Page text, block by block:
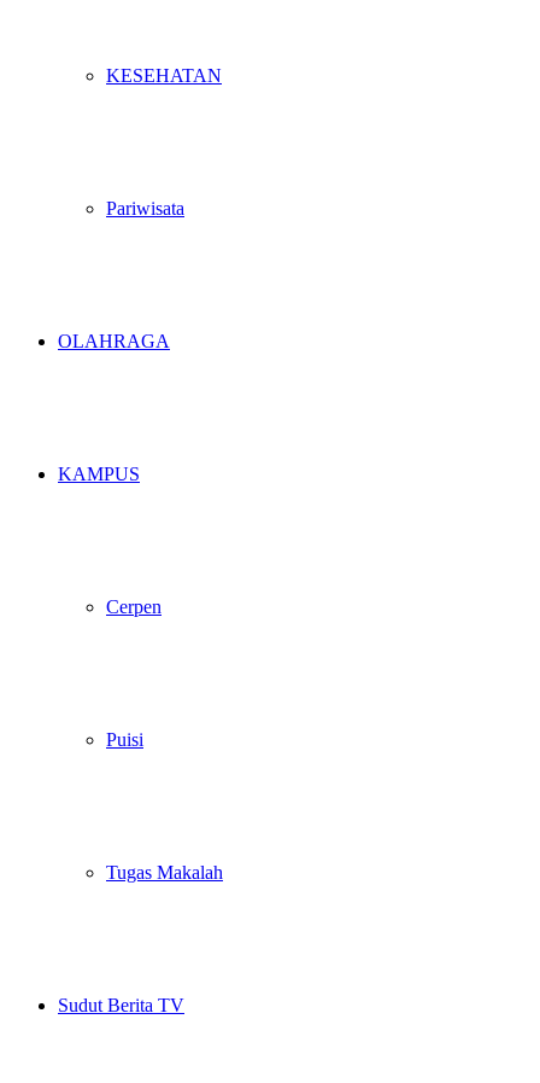
KESEHATAN
Pariwisata
OLAHRAGA
KAMPUS
Cerpen
Puisi
Tugas Makalah
Sudut Berita TV